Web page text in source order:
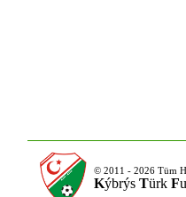
© 2011 - 2026 Tüm
Kýbrýs Türk F